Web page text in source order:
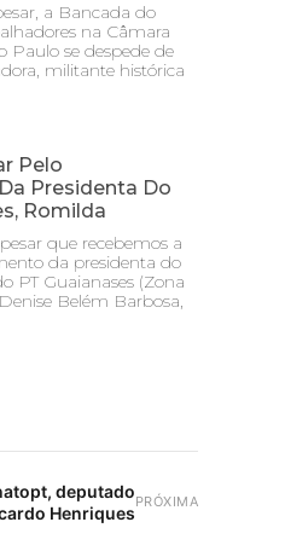
a Bancada do
na Câmara
Paulo se despede de
militante histórica
Pelo
Presidenta Do
Romilda
que recebemos a
da presidenta do
PT Guaianases (Zona
Belém Barbosa,
PRÓXIMA
deputado
Henriques